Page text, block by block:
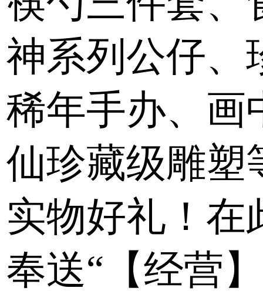
神系列公仔、
稀年手办、画
仙珍藏级雕塑
实物好礼！在
奉送“【经营